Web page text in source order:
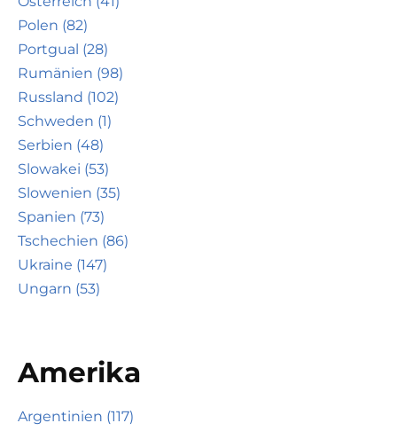
Polen (82)
Portgual (28)
Rumänien (98)
Russland (102)
Schweden (1)
Serbien (48)
Slowakei (53)
Slowenien (35)
Spanien (73)
Tschechien (86)
Ukraine (147)
Ungarn (53)
Amerika
Argentinien (117)